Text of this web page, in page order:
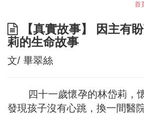
首
【真實故事】 因主有
莉的生命故事
文/ 畢翠絲
四十一歲懷孕的林岱莉，懷
發現孩子沒有心跳，換一間醫